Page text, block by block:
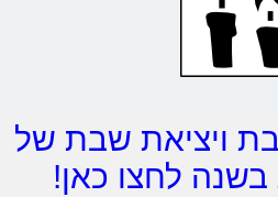
ויציאת שבת של
לחצו כאן!